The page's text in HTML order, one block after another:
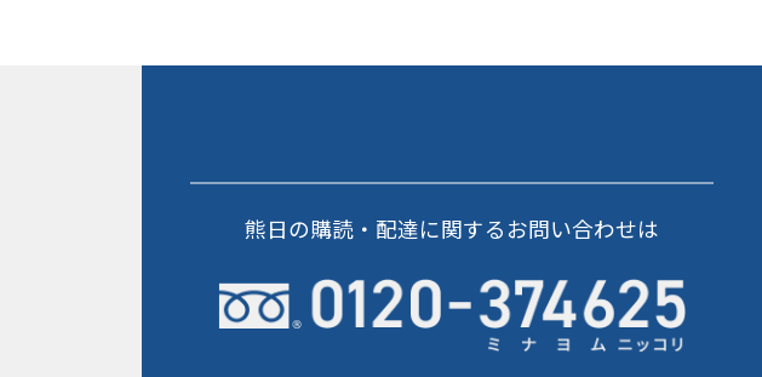
熊日の購読・配達に関するお問い合わせは